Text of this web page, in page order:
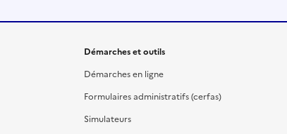
Démarches et outils
Démarches en ligne
Formulaires administratifs (cerfas)
Simulateurs